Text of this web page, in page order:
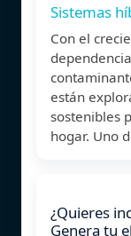
Sistemas
Con el
están
sostenibles
hogar. Uno
¿Quieres
Genera tu